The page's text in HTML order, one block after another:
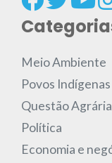
Meio Ambiente
Povos Indígenas
Questão Agrária
Política
Economia e